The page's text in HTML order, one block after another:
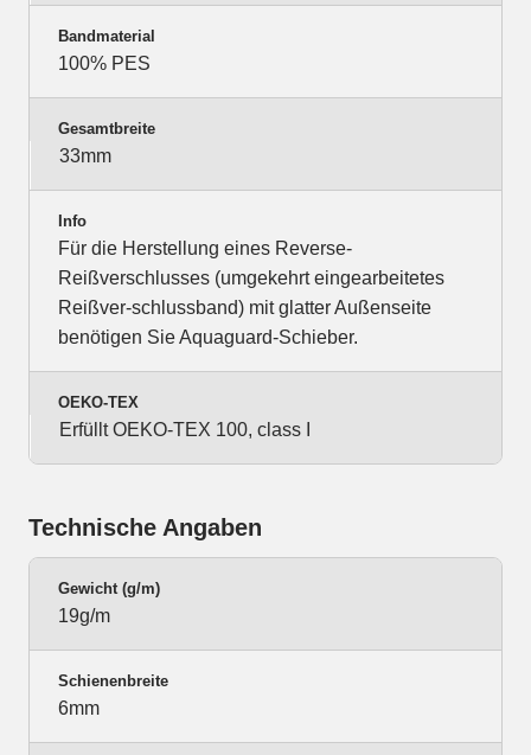
Bandmaterial
100% PES
Gesamtbreite
33mm
Info
Für die Herstellung eines Reverse-
Reißverschlusses (umgekehrt eingearbeitetes
Reißver-schlussband) mit glatter Außenseite
benötigen Sie Aquaguard-Schieber.
OEKO-TEX
Erfüllt OEKO-TEX 100, class I
Technische Angaben
Gewicht (g/m)
19g/m
Schienenbreite
6mm